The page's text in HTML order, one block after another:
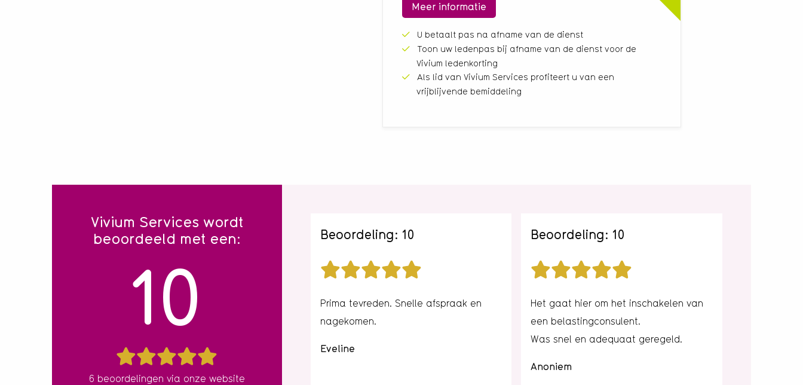
Meer informatie
U betaalt pas na afname van de dienst
Toon uw ledenpas bij afname van de dienst voor de
Vivium ledenkorting
Als lid van Vivium Services profiteert u van een
vrijblijvende bemiddeling
Vivium Services wordt
beoordeeld met een:
10
6 beoordelingen via onze website
Beoordeling: 10
Prima tevreden. Snelle afspraak en
nagekomen.
Eveline
Beoordeling: 10
Het gaat hier om het inschakelen van
een belastingconsulent.
Was snel en adequaat geregeld.
Anoniem